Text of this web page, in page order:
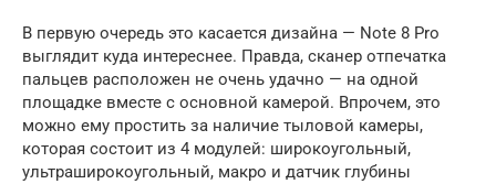
В первую очередь это касается дизайна — Note 8 Pro
выглядит куда интереснее. Правда, сканер отпечатка
пальцев расположен не очень удачно — на одной
площадке вместе с основной камерой. Впрочем, это
можно ему простить за наличие тыловой камеры,
которая состоит из 4 модулей: широкоугольный,
ультраширокоугольный, макро и датчик глубины